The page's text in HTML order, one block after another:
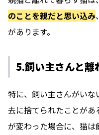
のことを親だと思い込み
があります。
5.飼い主さんと離
特に、飼い主さんがい
去に捨てられたことが
が変わった場合に、猫